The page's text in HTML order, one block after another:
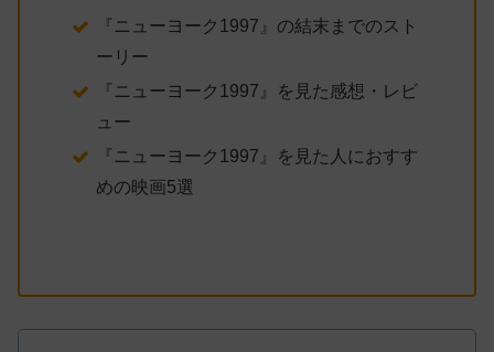
『ニューヨーク1997』の結末までのスト
ーリー
『ニューヨーク1997』を見た感想・レビ
ュー
『ニューヨーク1997』を見た人におすす
めの映画5選